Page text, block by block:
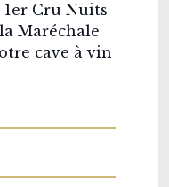
Cru Nuits
Maréchale
cave à vin